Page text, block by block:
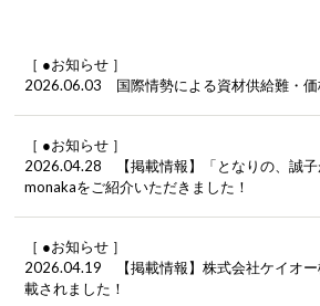
［ ●お知らせ ］
2026.06.03 国際情勢による資材供給難・価
［ ●お知らせ ］
2026.04.28 【掲載情報】「となりの、誠子
monakaをご紹介いただきました！
［ ●お知らせ ］
2026.04.19 【掲載情報】株式会社ケイオー
載されました！